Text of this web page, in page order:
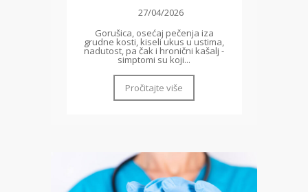
27/04/2026
Gorušica, osećaj pečenja iza
grudne kosti, kiseli ukus u ustima,
nadutost, pa čak i hronični kašalj -
simptomi su koji...
Pročitajte više